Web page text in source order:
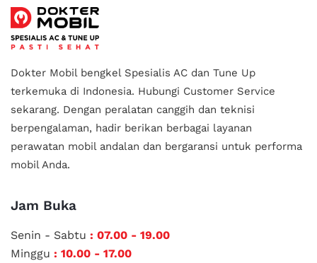
Dokter Mobil bengkel Spesialis AC dan Tune Up
terkemuka di Indonesia. Hubungi Customer Service
sekarang. Dengan peralatan canggih dan teknisi
berpengalaman, hadir berikan berbagai layanan
perawatan mobil andalan dan bergaransi untuk performa
mobil Anda.
Jam Buka
Senin - Sabtu : 07.00 - 19.00
Minggu : 10.00 - 17.00